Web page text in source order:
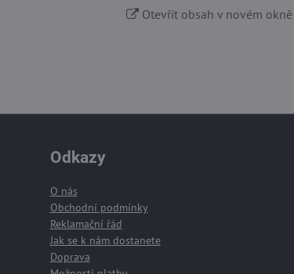
Otevřít obsah v novém okně
Odkazy
O nás
Obchodní podmínky
Reklamační řád
Jak se k nám dostanete
Doprava